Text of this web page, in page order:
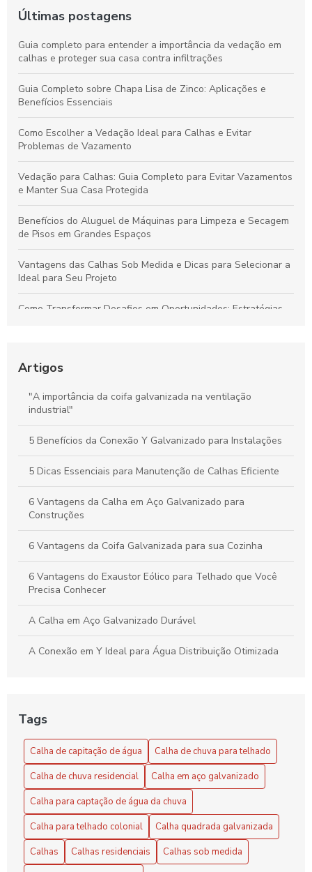
Últimas postagens
Guia completo para entender a importância da vedação em
calhas e proteger sua casa contra infiltrações
Guia Completo sobre Chapa Lisa de Zinco: Aplicações e
Benefícios Essenciais
Como Escolher a Vedação Ideal para Calhas e Evitar
Problemas de Vazamento
Vedação para Calhas: Guia Completo para Evitar Vazamentos
e Manter Sua Casa Protegida
Benefícios do Aluguel de Máquinas para Limpeza e Secagem
de Pisos em Grandes Espaços
Vantagens das Calhas Sob Medida e Dicas para Selecionar a
Ideal para Seu Projeto
Como Transformar Desafios em Oportunidades: Estratégias
de Forma Eficiente
Calhas Personalizadas: Como Garantir a Proteção Ideal
Contra a Água da Chuva na Sua Casa
Como a Calha em Aço Galvanizado Protege Sua Casa e
Aumenta o Valor do Seu Imóvel
Artigos
"A importância da coifa galvanizada na ventilação
industrial"
5 Benefícios da Conexão Y Galvanizado para Instalações
5 Dicas Essenciais para Manutenção de Calhas Eficiente
6 Vantagens da Calha em Aço Galvanizado para
Construções
6 Vantagens da Coifa Galvanizada para sua Cozinha
6 Vantagens do Exaustor Eólico para Telhado que Você
Precisa Conhecer
A Calha em Aço Galvanizado Durável
A Conexão em Y Ideal para Água Distribuição Otimizada
Benefícios e Vantagens do Exaustor Eólico para Galpão:
Eficiência e Sustentabilidade
Calha de Capitação de Água: Benefícios e Instalação
Calha de capitação de água: como escolher e instalar
corretamente
Calha de capitação de água: guia completo
Tags
Calha de capitação de água
Calha de chuva para telhado
Calha de chuva residencial
Calha em aço galvanizado
Calha para captação de água da chuva
Calha para telhado colonial
Calha quadrada galvanizada
Calhas
Calhas residenciais
Calhas sob medida